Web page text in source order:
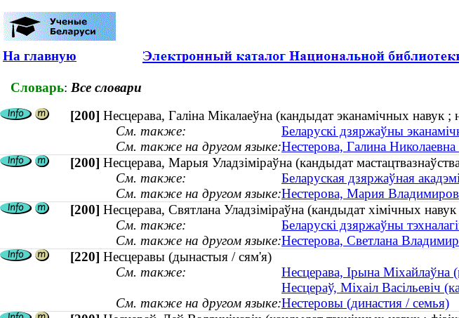
На главную
Словарь: Все словари
[200] Несцерава, Галіна Мікалаеўна (кандыдат эканамічных навук ;
См. также:
Беларускі дзяржаўны
См. также на другом языке:Нестерова, Галина
[200] Несцерава, Марыя Уладзіміраўна (кандыдат
См. также:
Беларуская дзяржаўная
См. также на другом языке:Нестерова, Мария
[200] Несцерава, Святлана Уладзіміраўна (кандыдат хімічных
См. также:
Беларускі дзяржаўны
См. также на другом языке:Нестерова, Светлана
[220] Несцеравы (дынастыя / сям'я)
См. также:
Несцерава, Ірына Міхайлаўна
Несцераў, Міхаіл Васільевіч
См. также на другом языке:Нестеровы (династия / семья)